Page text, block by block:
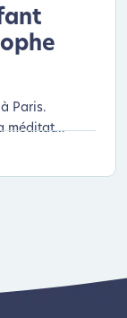
Paris.
méditat...